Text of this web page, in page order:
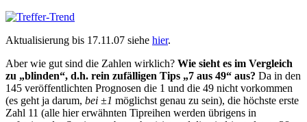
Aktualisierung bis 17.11.07 siehe hier.
Aber wie gut sind die Zahlen wirklich? Wie sieht es im Vergleich
zu „blinden“, d.h. rein zufälligen Tips „7 aus 49“ aus? Da in den
145 veröffentlichten Prognosen die 1 und die 49 nicht vorkommen
(es geht ja darum, bei ±1 möglichst genau zu sein), die höchste erste
Zahl 11 (alle hier erwähnten Tipreihen werden übrigens in